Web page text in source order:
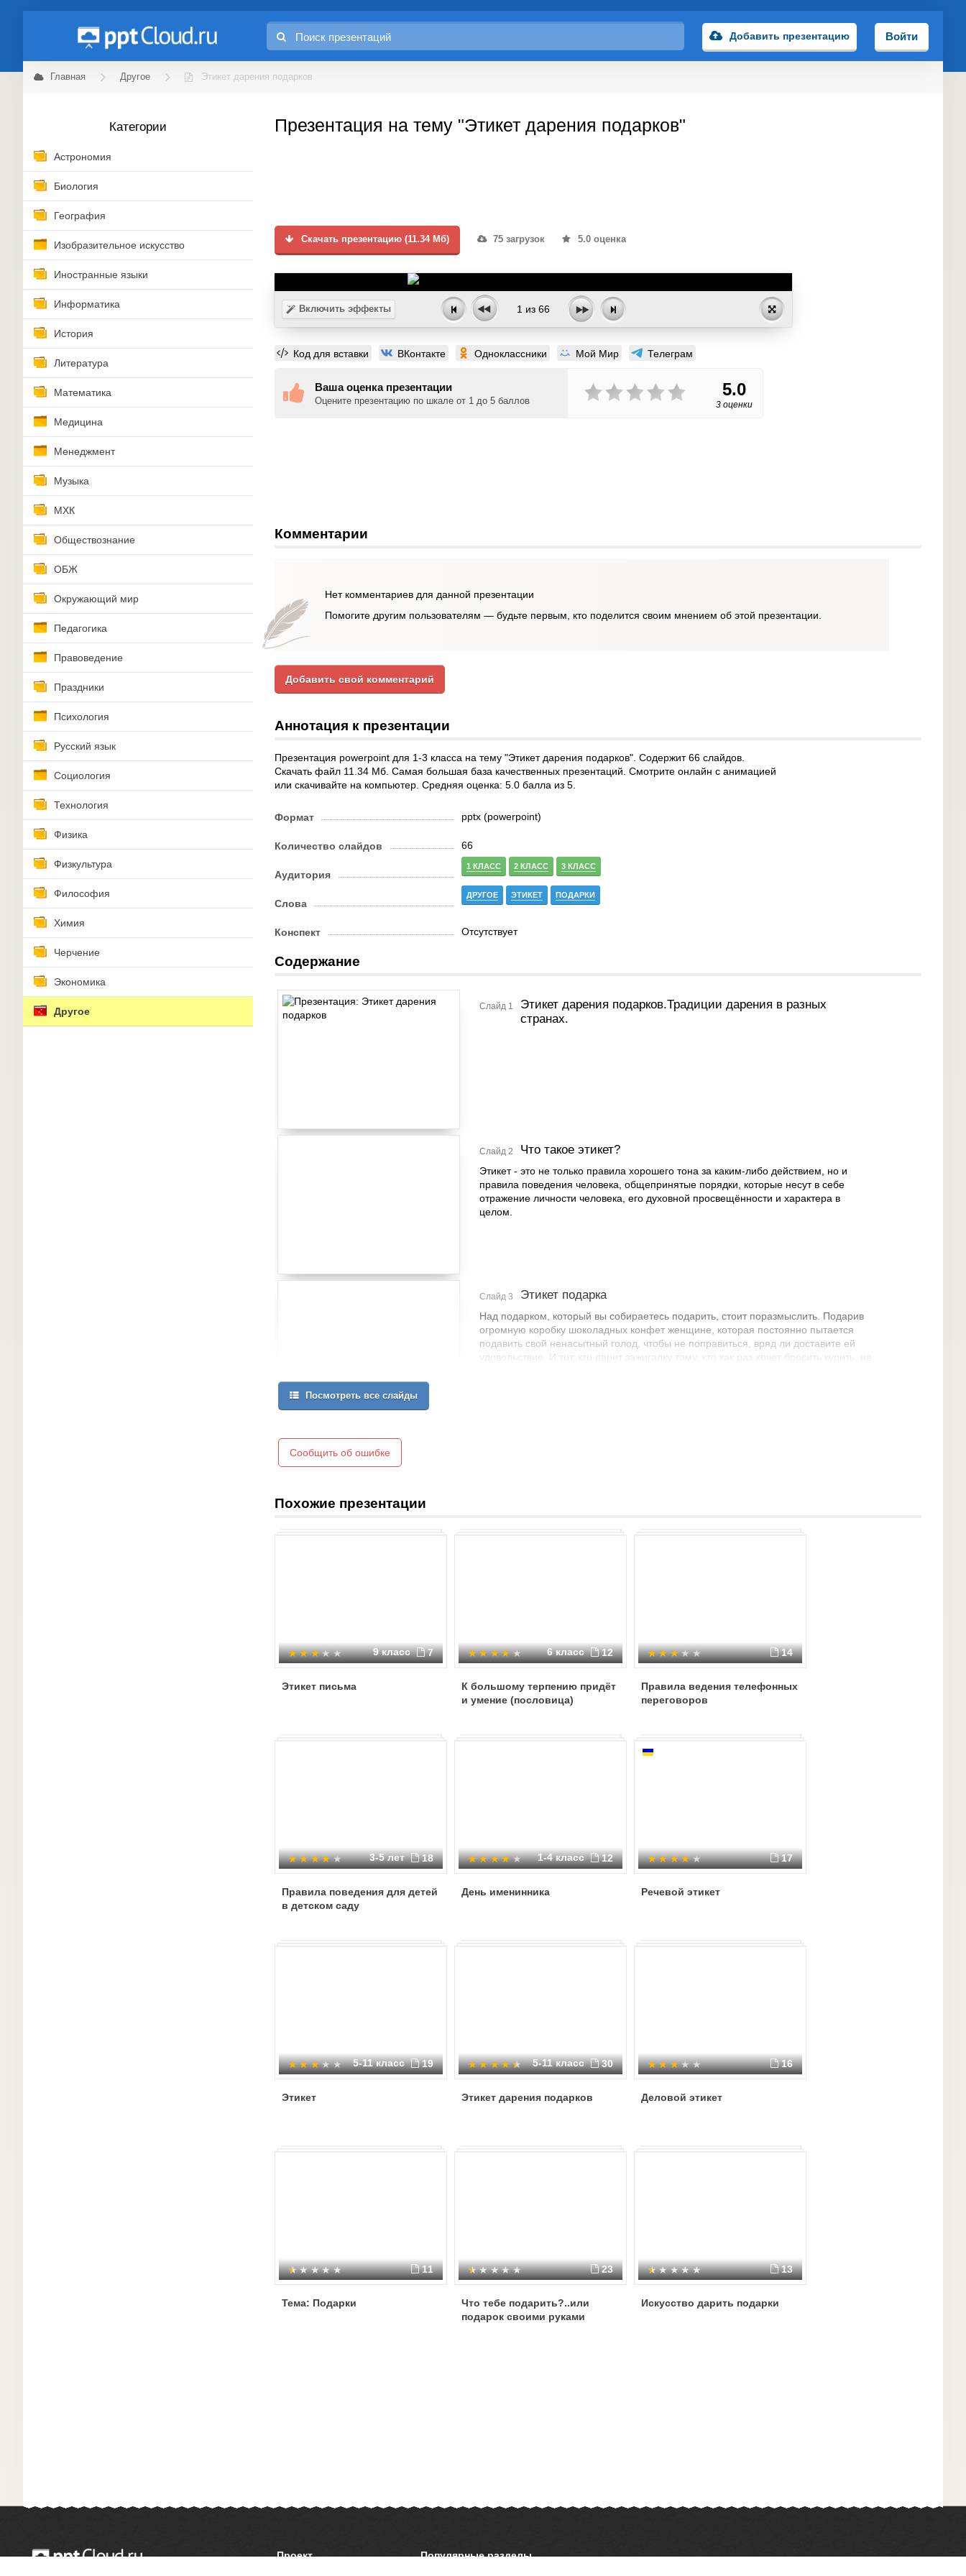
Добавить презентацию Войти
Главная Другое Этикет дарения подарков
Категории
Астрономия
Биология
География
Изобразительное искусство
Иностранные языки
Информатика
История
Литература
Математика
Медицина
Менеджмент
Музыка
МХК
Обществознание
ОБЖ
Окружающий мир
Педагогика
Правоведение
Праздники
Психология
Русский язык
Социология
Технология
Физика
Физкультура
Философия
Химия
Черчение
Экономика
Другое
Презентация на тему "Этикет дарения подарков"
Скачать презентацию (11.34 Мб) 75 загрузок 5.0 оценка
Включить эффекты 1 из 66
Код для вставки ВКонтакте Одноклассники Мой Мир Телеграм
Ваша оценка презентации
Оцените презентацию по шкале от 1 до 5 баллов
5.0
3 оценки
Комментарии
Нет комментариев для данной презентации
Помогите другим пользователям — будьте первым, кто поделится своим мнением об этой презентации.
Добавить свой комментарий
Аннотация к презентации
Презентация powerpoint для 1-3 класса на тему "Этикет дарения подарков". Содержит 66 слайдов.
Скачать файл 11.34 Мб. Самая большая база качественных презентаций. Смотрите онлайн с анимацией
или скачивайте на компьютер. Средняя оценка: 5.0 балла из 5.
Формат pptx (powerpoint)
Количество слайдов 66
Аудитория
1 КЛАСС 2 КЛАСС 3 КЛАСС
Слова
ДРУГОЕ ЭТИКЕТ ПОДАРКИ
Конспект Отсутствует
Содержание
Слайд 1
Этикет дарения подарков.Традиции дарения в разных
странах.
Слайд 2 Что такое этикет?
Этикет - это не только правила хорошего тона за каким-либо действием, но и
правила поведения человека, общепринятые порядки, которые несут в себе
отражение личности человека, его духовной просвещённости и характера в
целом.
Слайд 3 Этикет подарка
Над подарком, который вы собираетесь подарить, стоит поразмыслить. Подарив
огромную коробку шоколадных конфет женщине, которая постоянно пытается
подавить свой ненасытный голод, чтобы не поправиться, вряд ли доставите ей
удовольствие. И тот, кто дарит зажигалку тому, кто как раз хочет бросить курить, не
Посмотреть все слайды
Сообщить об ошибке
Похожие презентации
9 класс 7
Этикет письма
6 класс 12
К большому терпению придёт
и умение (пословица)
14
Правила ведения телефонных
переговоров
3-5 лет 18
Правила поведения для детей
в детском саду
1-4 класс 12
День именинника
17
Речевой этикет
5-11 класс 19
Этикет
5-11 класс 30
Этикет дарения подарков
16
Деловой этикет
11
Тема: Подарки
23
Что тебе подарить?..или
подарок своими руками
13
Искусство дарить подарки
Проект
Популярные разделы